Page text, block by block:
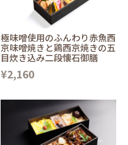
極味噌使用のふんわり赤魚西
京味噌焼きと鶏西京焼きの五
目炊き込み二段懐石御膳
¥2,160